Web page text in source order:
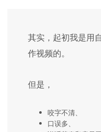
其实，起初我是用
作视频的。
但是，
咬字不清、
口误多、